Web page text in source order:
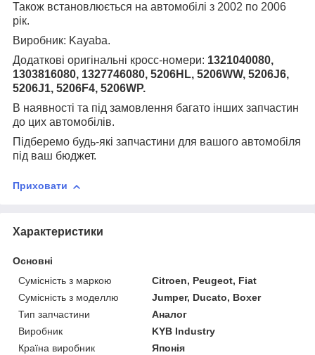
Також встановлюється на автомобілі з 2002 по 2006
рік.
Виробник: Kayaba.
Додаткові оригінальні кросс-номери: 1321040080,
1303816080, 1327746080, 5206HL, 5206WW, 5206J6,
5206J1, 5206F4, 5206WP.
В наявності та під замовлення багато інших запчастин
до цих автомобілів.
Підберемо будь-які запчастини для вашого автомобіля
під ваш бюджет.
Приховати
Характеристики
Основні
Сумісність з маркою
Citroen, Peugeot, Fiat
Сумісність з моделлю
Jumper, Ducato, Boxer
Тип запчастини
Аналог
Виробник
KYB Industry
Країна виробник
Японія